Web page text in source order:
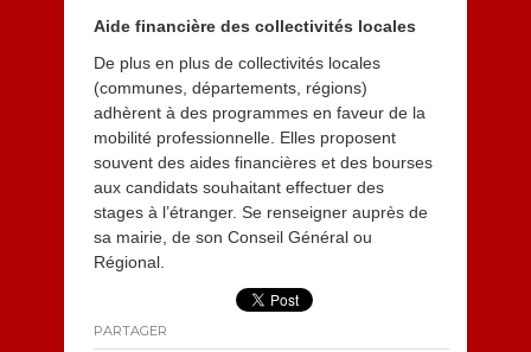
Aide financière des collectivités locales
De plus en plus de collectivités locales
(communes, départements, régions)
adhèrent à des programmes en faveur de la
mobilité professionnelle. Elles proposent
souvent des aides financières et des bourses
aux candidats souhaitant effectuer des
stages à l’étranger. Se renseigner auprès de
sa mairie, de son Conseil Général ou
Régional.
PARTAGER